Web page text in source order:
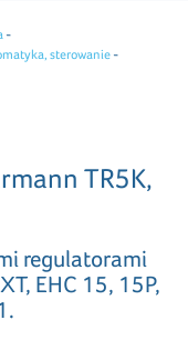
sterowanie
TR5K,
regulatorami
EHC 15, 15P,